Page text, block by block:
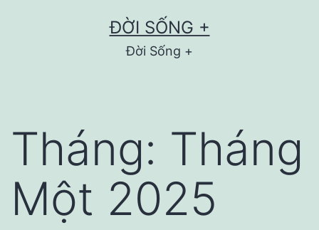
ĐỜI SỐNG +
Đời Sống +
Tháng: Tháng
Một 2025